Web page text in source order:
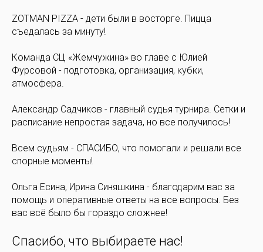
ZOTMAN PIZZA - дети были в восторге. Пицца
съедалась за минуту!
Команда СЦ «Жемчужина» во главе с Юлией
Фурсовой - подготовка, организация, кубки,
атмосфера.
Александр Садчиков - главный судья турнира. Сетки и
расписание непростая задача, но все получилось!
Всем судьям - СПАСИБО, что помогали и решали все
спорные моменты!
Ольга Есина, Ирина Синяшкина - благодарим вас за
помощь и оперативные ответы на все вопросы. Без
вас всё было бы гораздо сложнее!
Спасибо, что выбираете нас!